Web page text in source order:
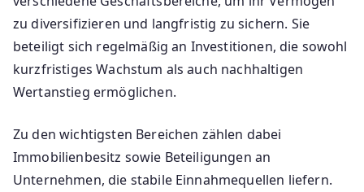
zu diversifizieren und langfristig zu sichern. Sie
beteiligt sich regelmäßig an Investitionen, die sowohl
kurzfristiges Wachstum als auch nachhaltigen
Wertanstieg ermöglichen.
Zu den wichtigsten Bereichen zählen dabei
Immobilienbesitz sowie Beteiligungen an
Unternehmen, die stabile Einnahmequellen liefern.